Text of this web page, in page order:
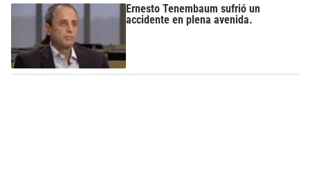
Ernesto Tenembaum sufrió un
accidente en plena avenida.